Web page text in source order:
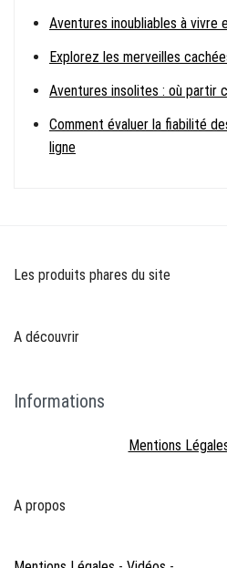
Aventures inoubliables à vivre
Explorez les merveilles
Aventures insolites : où partir
Comment évaluer la fiabilité
ligne
Les produits phares du site
A découvrir
Informations
Mentions
A propos